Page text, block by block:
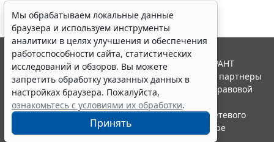
Мы обрабатываем локальные данные
браузера и используем инструменты
аналитики в целях улучшения и обеспечения
работоспособности сайта, статистических
исследований и обзоров. Вы можете
запретить обработку указанных данных в
настройках браузера. Пожалуйста,
ознакомьтесь с условиями их обработки.
Принять
© ООО "НПП "ГАРАНТ-СЕРВИС", 2026. Система ГАРАНТ
выпускается с 1990 года. Компания "Гарант" и ее партнеры
являются участниками Российской ассоциации правовой
информации ГАРАНТ.
Портал ГАРАНТ.РУ зарегистрирован в качестве сетевого
издания Федеральной службой по надзору в сфере